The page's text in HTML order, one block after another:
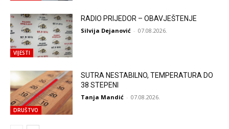
VIJESTI
RADIO PRIJEDOR – OBAVJEŠTENJE
Silvija Dejanović - 07.08.2026.
DRUŠTVO
SUTRA NESTABILNO, TEMPERATURA DO
38 STEPENI
Tanja Mandić - 07.08.2026.